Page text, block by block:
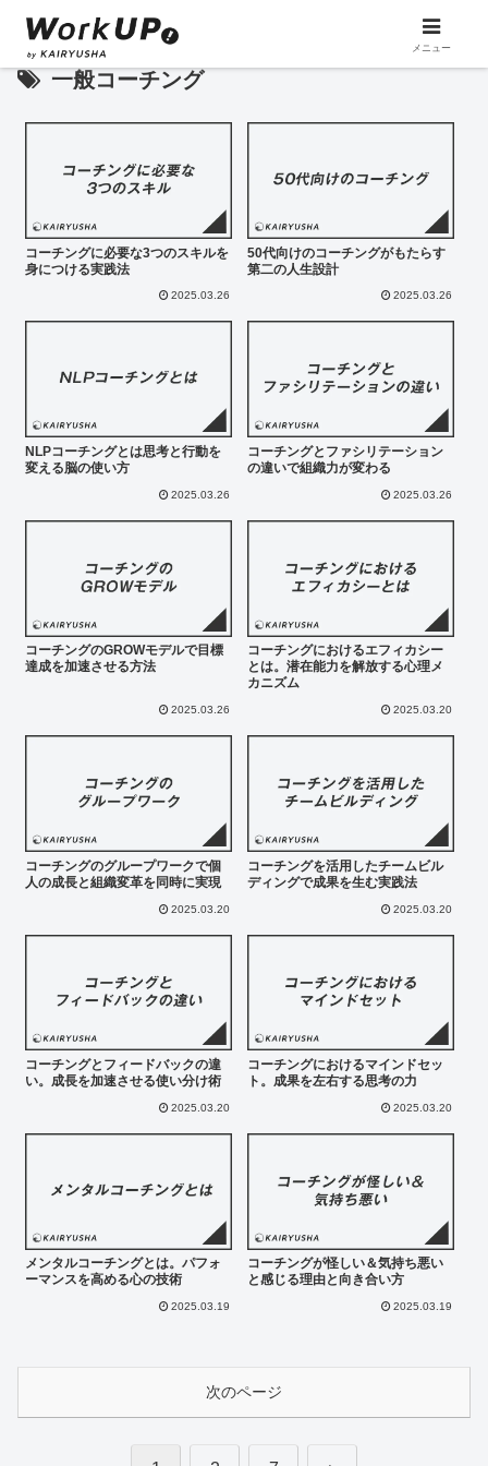
一般コーチング
コーチングに必要な3つのスキルを
身につける実践法
2025.03.26
50代向けのコーチングがもたらす
第二の人生設計
2025.03.26
NLPコーチングとは思考と行動を
変える脳の使い方
2025.03.26
コーチングとファシリテーション
の違いで組織力が変わる
2025.03.26
コーチングのGROWモデルで目標
達成を加速させる方法
2025.03.26
コーチングにおけるエフィカシー
とは。潜在能力を解放する心理メ
カニズム
2025.03.20
コーチングのグループワークで個
人の成長と組織変革を同時に実現
2025.03.20
コーチングを活用したチームビル
ディングで成果を生む実践法
2025.03.20
コーチングとフィードバックの違
い。成長を加速させる使い分け術
2025.03.20
コーチングにおけるマインドセッ
ト。成果を左右する思考の力
2025.03.20
メンタルコーチングとは。パフォ
ーマンスを高める心の技術
2025.03.19
コーチングが怪しい＆気持ち悪い
と感じる理由と向き合い方
2025.03.19
次のページ
メニュー